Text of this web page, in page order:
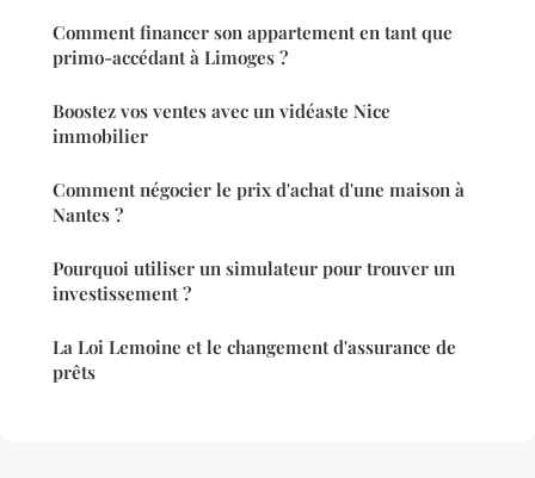
Comment financer son appartement en tant que
primo-accédant à Limoges ?
Boostez vos ventes avec un vidéaste Nice
immobilier
Comment négocier le prix d'achat d'une maison à
Nantes ?
Pourquoi utiliser un simulateur pour trouver un
investissement ?
La Loi Lemoine et le changement d'assurance de
prêts